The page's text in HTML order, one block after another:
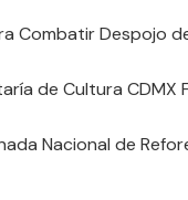
Combatir Despojo
de Cultura CDMX
Nacional de